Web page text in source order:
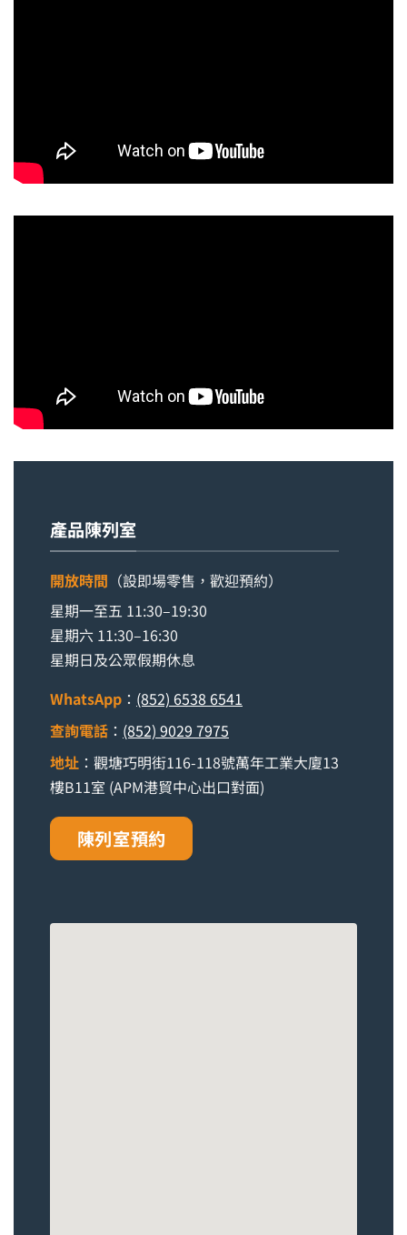
產品陳列室
開放時間 （設即場零售，歡迎預約）
星期一至五 11:30–19:30
星期六 11:30–16:30
星期日及公眾假期休息
WhatsApp ： (852) 6538 6541
查詢電話 ： (852) 9029 7975
地址 ：觀塘巧明街116-118號萬年工業大廈13
樓B11室 (APM港貿中心出口對面)
陳列室預約